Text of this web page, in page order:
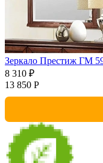
Зеркало Престиж ГМ
8 310 ₽
13 850 Р